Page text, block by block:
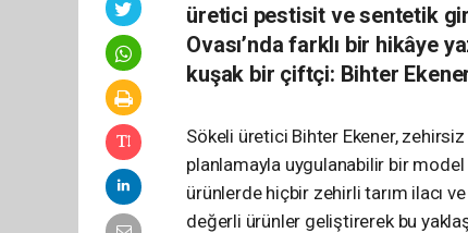
üretici pestisit ve sentetik
Ovası’nda farklı bir hikâye
kuşak bir çiftçi: Bihter
Sökeli üretici Bihter Ekener,
planlamayla uygulanabilir bir
ürünlerde hiçbir zehirli tarım ilacı
değerli ürünler geliştirerek bu